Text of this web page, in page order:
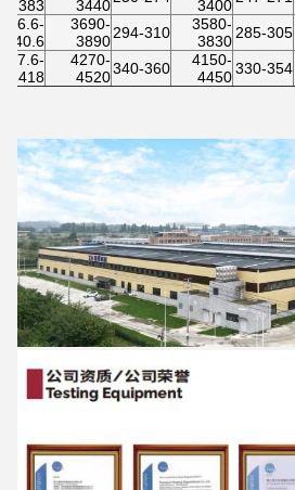
3400
3440
383
285-305
3580-
3830
294-310
3690-
3890
36.6-
40.6
330-354
4150-
4450
340-360
4270-
4520
37.6-
418